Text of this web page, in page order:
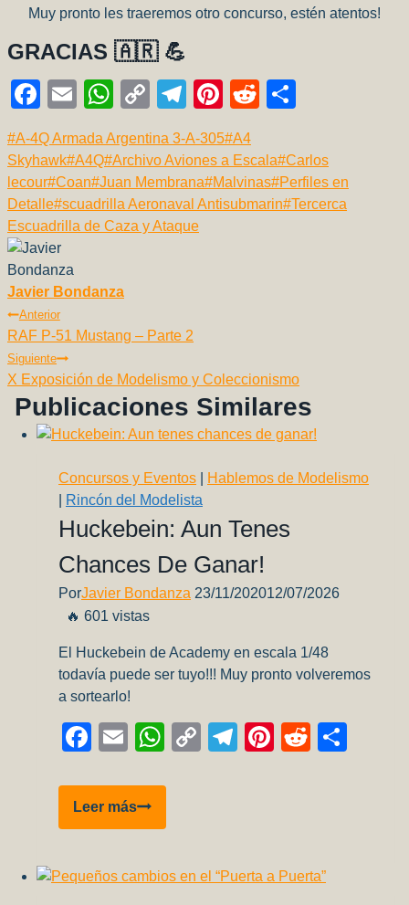
Muy pronto les traeremos otro concurso, estén atentos!
GRACIAS 🇦🇷 💪
F
c
e
b
o
o
k
E
ail
W
at
s
A
p
C
p
y
Li
n
T
e
gr
a
m
Pi
er
e
st
R
d
di
t
m
p
ar
Etiquetas
de
la
entrada:
#A-4Q Armada Argentina 3-A-305#A4
Skyhawk#A4Q#Archivo Aviones a Escala#Carlos
lecour#Coan#Juan Membrana#Malvinas#Perfiles en
Detalle#scuadrilla Aeronaval Antisubmarin#Tercerca
Escuadrilla de Caza y Ataque
Javier Bondanza
Navegación
De
Entradas
Anterior
RAF P-51 Mustang – Parte 2
Siguiente
X Exposición de Modelismo y Coleccionismo
Publicaciones Similares
Concursos y Eventos
Hablemos de Modelismo
Rincón del Modelista
Huckebein: Aun Tenes
Chances De Ganar!
PorJavier Bondanza 23/11/202012/07/2026
🔥 601 vistas
El Huckebein de Academy en escala 1/48
todavía puede ser tuyo!!! Muy pronto volveremos
a sortearlo!
Facebook
EmailWhatsApp
CopyTelegram
Pinterest
Reddit
Leer másHuckebein:
Aun
chances